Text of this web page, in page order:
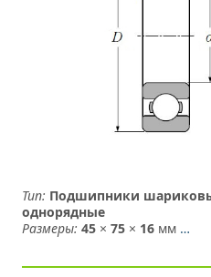
Тип: Подшипники
однорядные
Размеры: 45 ×75 × 16 мм …